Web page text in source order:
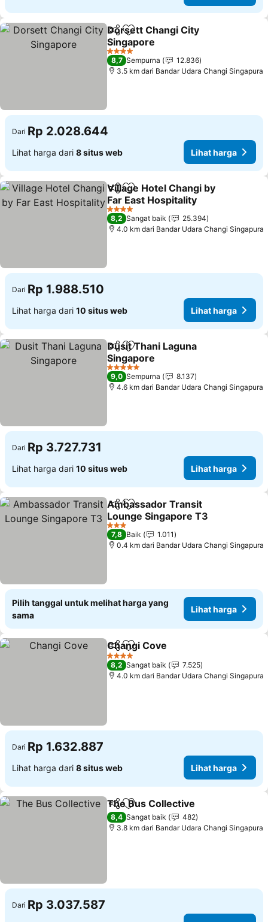
BagikanTambahkan ke favorit
Dorsett Changi City
Singapore
Lihat harga
4 Bintang
8,7 Sempurna
12.836
3.5 km dari Bandar Udara Changi Singapura
Dari Rp 2.028.644
Lihat harga dari 8 situs web Lihat harga
BagikanTambahkan ke favorit
Village Hotel Changi by
Far East Hospitality
Lihat harga
4 Bintang
8,2 Sangat baik
25.394
4.0 km dari Bandar Udara Changi Singapura
Dari Rp 1.988.510
Lihat harga dari 10 situs web Lihat harga
BagikanTambahkan ke favorit
Dusit Thani Laguna
Singapore
Lihat harga
5 Bintang
9,0 Sempurna
8.137
4.6 km dari Bandar Udara Changi Singapura
Dari Rp 3.727.731
Lihat harga dari 10 situs web Lihat harga
BagikanTambahkan ke favorit
Ambassador Transit
Lounge Singapore T3
Lihat harga
3 Bintang
7,8 Baik
1.011
0.4 km dari Bandar Udara Changi Singapura
Pilih tanggal untuk melihat harga yang
sama
Lihat harga
BagikanTambahkan ke favorit
Changi Cove
4 Bintang
8,2 Sangat baik
7.525
4.0 km dari Bandar Udara Changi Singapura
Dari Rp 1.632.887
Lihat harga dari 8 situs web Lihat harga
BagikanTambahkan ke favorit
The Bus Collective
8,4 Sangat baik
482
3.8 km dari Bandar Udara Changi Singapura
Dari Rp 3.037.587